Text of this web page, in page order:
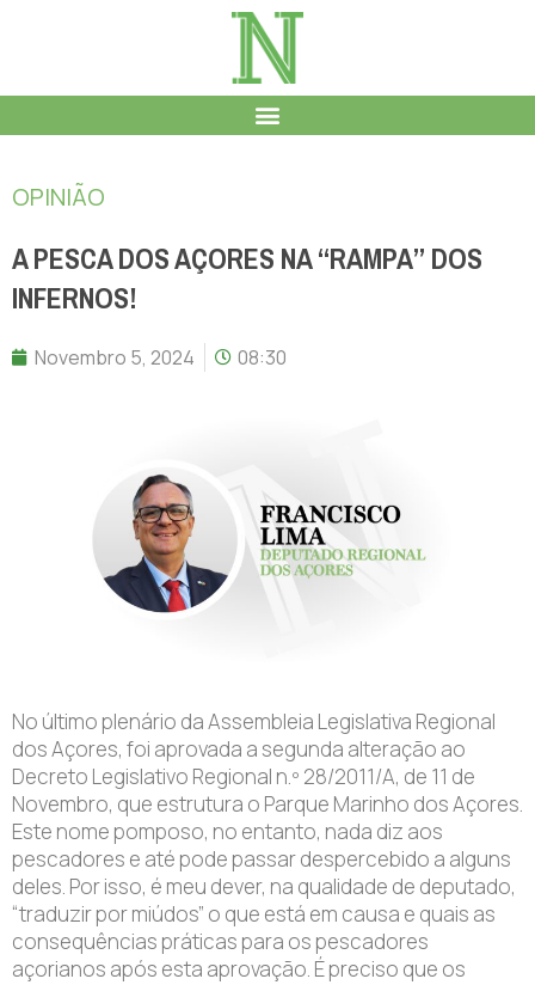
OPINIÃO
A PESCA DOS AÇORES NA “RAMPA” DOS
INFERNOS!
Novembro 5, 2024 08:30
No último plenário da Assembleia Legislativa Regional
dos Açores, foi aprovada a segunda alteração ao
Decreto Legislativo Regional n.º 28/2011/A, de 11 de
Novembro, que estrutura o Parque Marinho dos Açores.
Este nome pomposo, no entanto, nada diz aos
pescadores e até pode passar despercebido a alguns
deles. Por isso, é meu dever, na qualidade de deputado,
“traduzir por miúdos” o que está em causa e quais as
consequências práticas para os pescadores
açorianos após esta aprovação. É preciso que os